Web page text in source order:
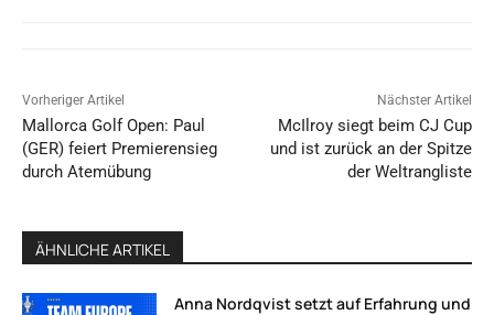
Vorheriger Artikel
Mallorca Golf Open: Paul
(GER) feiert Premierensieg
durch Atemübung
Nächster Artikel
McIlroy siegt beim CJ Cup
und ist zurück an der Spitze
der Weltrangliste
ÄHNLICHE ARTIKEL
Anna Nordqvist setzt auf Erfahrung und